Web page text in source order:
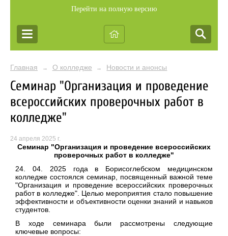
Перейти на полную версию
Главная → О колледже → Новости и анонсы
Семинар "Организация и проведение
всероссийских проверочных работ в
колледже"
24 апреля 2025 г.
Семинар "Организация и проведение всероссийских
проверочных работ в колледже"
24. 04. 2025 года в Борисоглебском медицинском
колледже состоялся семинар, посвященный важной теме
"Организация и проведение всероссийских проверочных
работ в колледже". Целью мероприятия стало повышение
эффективности и объективности оценки знаний и навыков
студентов.
В ходе семинара были рассмотрены следующие
ключевые вопросы: